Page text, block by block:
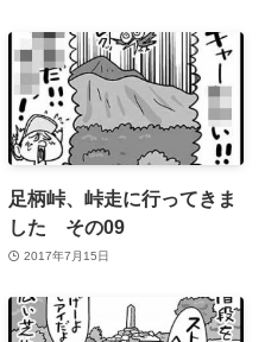
足柄峠、峠走に行ってきま
した その09
2017年7月15日